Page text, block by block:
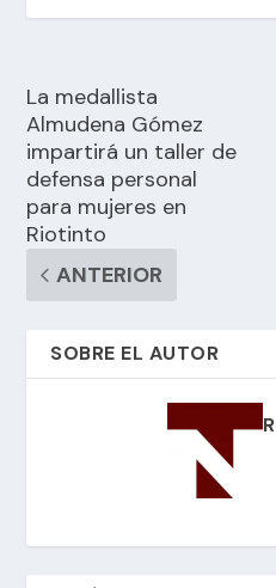
La medallista
Almudena Gómez
impartirá un taller de
defensa personal
para mujeres en
Riotinto
ANTERIOR
SOBRE EL AUTOR